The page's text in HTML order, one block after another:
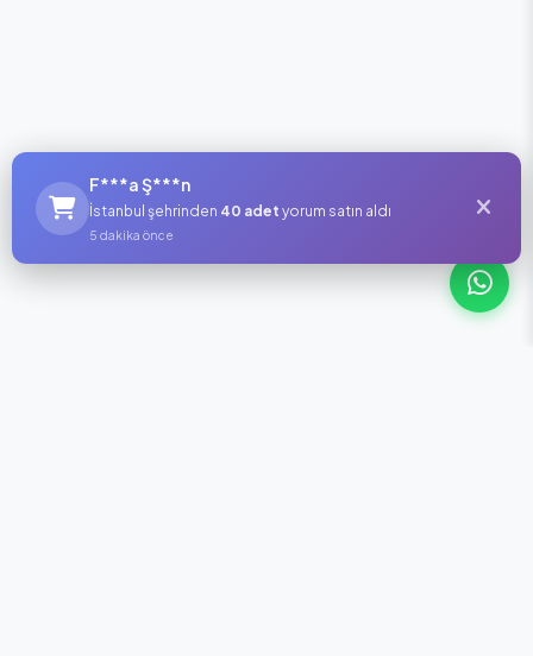
F***a Ş***n
İstanbul şehrinden 40 adet yorum satın aldı
5 dakika önce